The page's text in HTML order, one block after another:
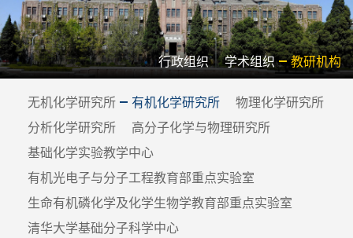
行政组织 学术组织 教研机构
无机化学研究所 有机化学研究所
物理化学研究所
分析化学研究所
高分子化学与物理研究所
基础化学实验教学中心
有机光电子与分子工程教育部重点实验室
生命有机磷化学及化学生物学教育部重点实验室
清华大学基础分子科学中心